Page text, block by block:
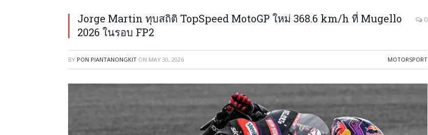
Jorge Martin ทุบสถิติ TopSpeed MotoGP ใหม่ 368.6 km/h ที่ Mugello
2026 ในรอบ FP2
0
BY PON PIANTANONGKIT ON MAY 30, 2026 MOTORSPORT